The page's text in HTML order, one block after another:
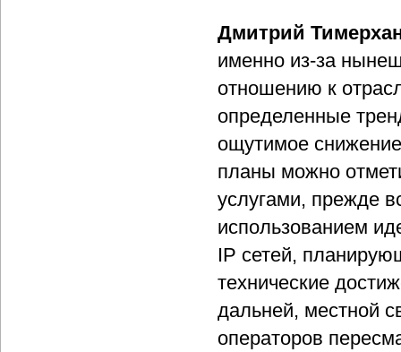
Дмитрий
именно из-за
отношению к
определенные
ощутимое
планы можно
услугами, прежде
использованием
IP сетей,
технические
дальней, местной
операторов